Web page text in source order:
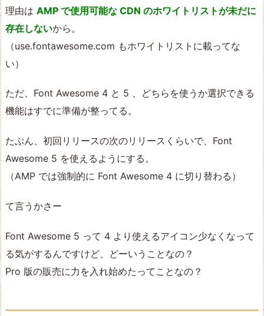
理由は AMP で使用可能な CDN のホワイトリストが未だに
存在しないから。
（use.fontawesome.com もホワイトリストに載ってな
い）
ただ、Font Awesome 4 と 5 、どちらを使うか選択できる
機能はすでに準備が整ってる。
たぶん、初回リリースの次のリリースくらいで、Font
Awesome 5 を使えるようにする。
（AMP では強制的に Font Awesome 4 に切り替わる）
て言うかさー
Font Awesome 5 って 4 より使えるアイコン少なくなって
る気がするんですけど、どーいうことなの？
Pro 版の販売に力を入れ始めたってことなの？